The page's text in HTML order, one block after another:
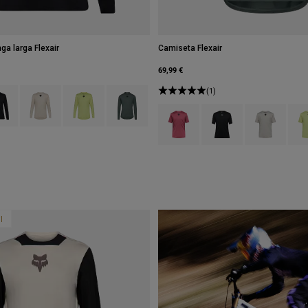
larga Flexair
of Berry.
swatch type of Negro.
Product swatch type of Blanco tiza.
Product swatch type of Verde lima.
Product swatch type of Verde salvia.
Camiseta Flexair
69,99 €
(1)
Product swatch type of Berry.
Product swatch type of
Product